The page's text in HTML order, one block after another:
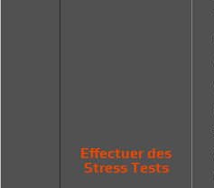
Effectuer des
Stress Tests